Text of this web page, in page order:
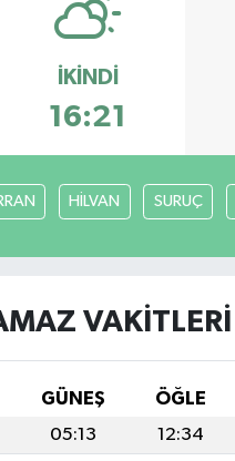
İKINDI
16:21
HİLVAN SURUÇ
VAKITLERI
GÜNEŞ ÖĞLE
05:13 12:34